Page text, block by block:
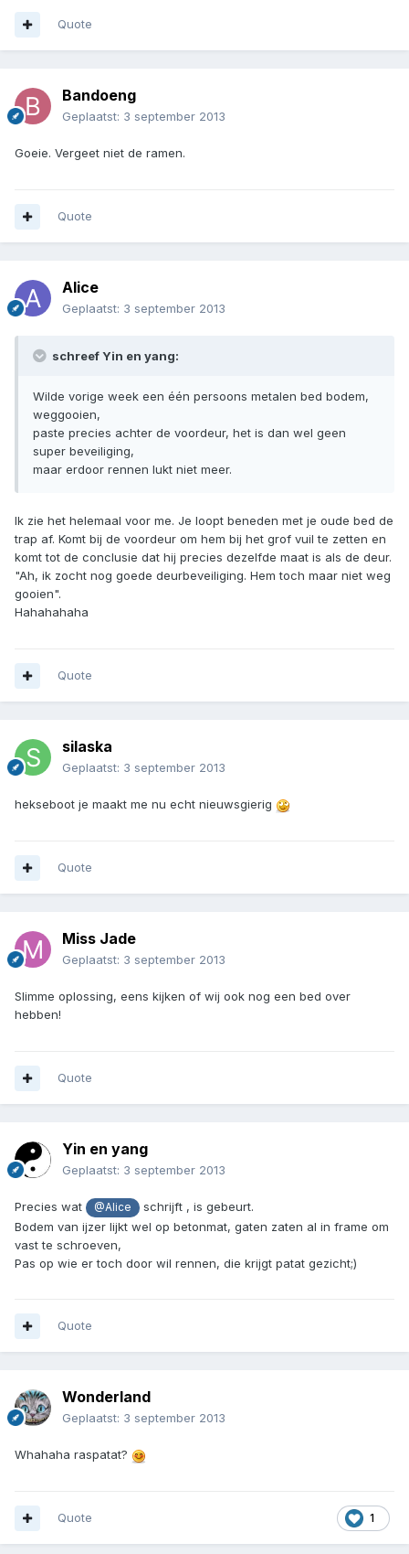
Quote
Bandoeng
Geplaatst: 3 september 2013
Goeie. Vergeet niet de ramen.
Quote
Alice
Geplaatst: 3 september 2013
schreef Yin en yang:
Wilde vorige week een één persoons metalen bed bodem,
weggooien,
paste precies achter de voordeur, het is dan wel geen
super beveiliging,
maar erdoor rennen lukt niet meer.
Ik zie het helemaal voor me. Je loopt beneden met je oude bed de
trap af. Komt bij de voordeur om hem bij het grof vuil te zetten en
komt tot de conclusie dat hij precies dezelfde maat is als de deur.
"Ah, ik zocht nog goede deurbeveiliging. Hem toch maar niet weg
gooien".
Hahahahaha
Quote
silaska
Geplaatst: 3 september 2013
hekseboot je maakt me nu echt nieuwsgierig
Quote
Miss Jade
Geplaatst: 3 september 2013
Slimme oplossing, eens kijken of wij ook nog een bed over
hebben!
Quote
Yin en yang
Geplaatst: 3 september 2013
Precies wat @Alice
schrijft , is gebeurt.
Bodem van ijzer lijkt wel op betonmat, gaten zaten al in frame om
vast te schroeven,
Pas op wie er toch door wil rennen, die krijgt patat gezicht;)
Quote
Wonderland
Geplaatst: 3 september 2013
Whahaha raspatat?
1
Quote